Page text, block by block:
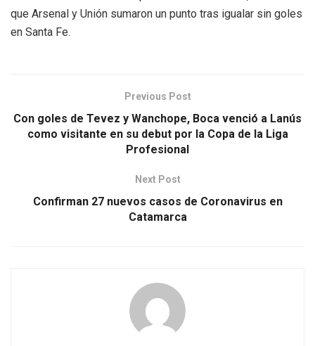
que Arsenal y Unión sumaron un punto tras igualar sin goles
en Santa Fe.
Previous Post
Con goles de Tevez y Wanchope, Boca venció a Lanús
como visitante en su debut por la Copa de la Liga
Profesional
Next Post
Confirman 27 nuevos casos de Coronavirus en
Catamarca